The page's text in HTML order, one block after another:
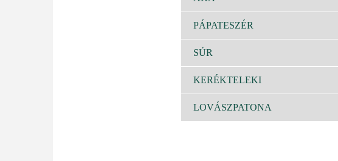
PÁPATESZÉR
SÚR
KERÉKTELEKI
LOVÁSZPATONA